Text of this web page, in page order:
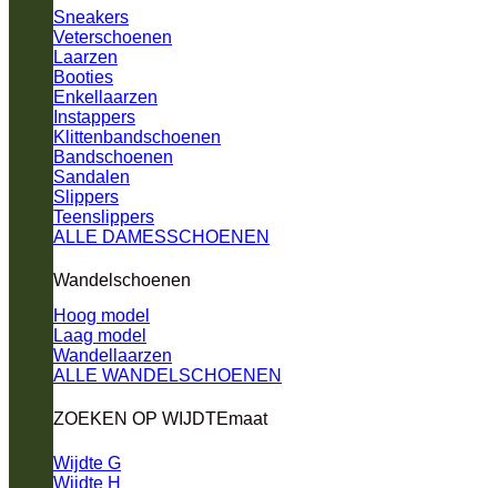
Sneakers
Veterschoenen
Laarzen
Booties
Enkellaarzen
Instappers
Klittenbandschoenen
Bandschoenen
Sandalen
Slippers
Teenslippers
ALLE DAMESSCHOENEN
Wandelschoenen
Hoog model
Laag model
Wandellaarzen
ALLE WANDELSCHOENEN
ZOEKEN OP WIJDTEmaat
Wijdte G
Wijdte H